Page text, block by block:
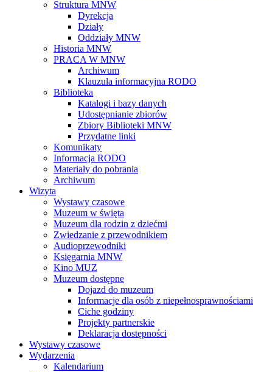
Struktura MNW
Dyrekcja
Działy
Oddziały MNW
Historia MNW
PRACA W MNW
Archiwum
Klauzula informacyjna RODO
Biblioteka
Katalogi i bazy danych
Udostępnianie zbiorów
Zbiory Biblioteki MNW
Przydatne linki
Komunikaty
Informacja RODO
Materiały do pobrania
Archiwum
Wizyta
Wystawy czasowe
Muzeum w święta
Muzeum dla rodzin z dziećmi
Zwiedzanie z przewodnikiem
Audioprzewodniki
Księgarnia MNW
Kino MUZ
Muzeum dostępne
Dojazd do muzeum
Informacje dla osób z niepełnosprawnościami
Ciche godziny
Projekty partnerskie
Deklaracja dostępności
Wystawy czasowe
Wydarzenia
Kalendarium